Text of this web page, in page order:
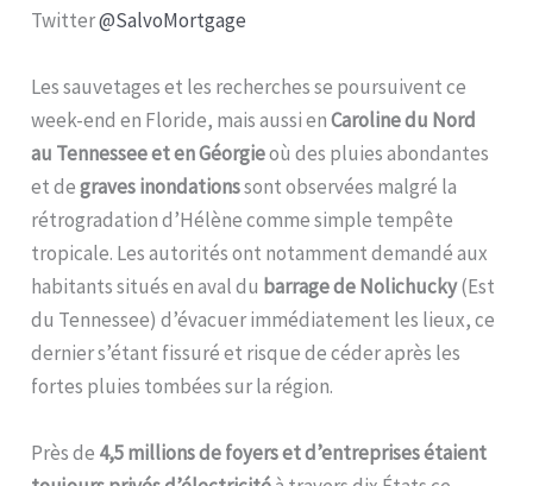
Twitter@SalvoMortgage
Les sauvetages et les recherches se poursuivent ce
week-end en Floride, mais aussi enCaroline du Nord
au Tennessee et en Géorgieoù des pluies abondantes
et degraves inondationssont observées malgré la
rétrogradation d’Hélène comme simple tempête
tropicale. Les autorités ont notamment demandé aux
habitants situés en aval du barrage de Nolichucky(Est
du Tennessee) d’évacuer immédiatement les lieux, ce
dernier s’étant fissuré et risque de céder après les
fortes pluies tombées sur la région.
Près de 4,5 millions de foyers et d’entreprises étaient